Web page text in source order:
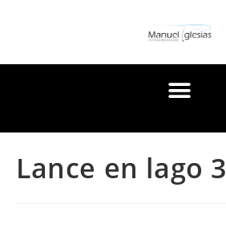
Lance en lago 3